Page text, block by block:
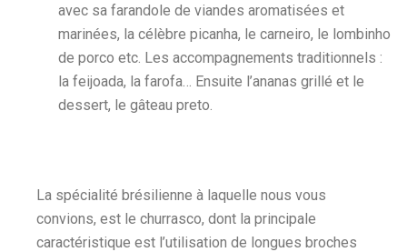
avec sa farandole de viandes aromatisées et
marinées, la célèbre picanha, le carneiro, le lombinho
de porco etc. Les accompagnements traditionnels :
la feijoada, la farofa… Ensuite l’ananas grillé et le
dessert, le gâteau preto.
La spécialité brésilienne à laquelle nous vous
convions, est le churrasco, dont la principale
caractéristique est l’utilisation de longues broches